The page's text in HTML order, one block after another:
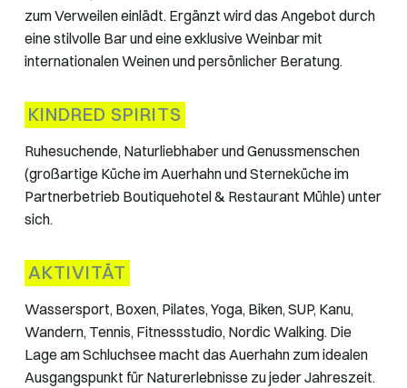
zum Verweilen einlädt. Ergänzt wird das Angebot durch
eine stilvolle Bar und eine exklusive Weinbar mit
internationalen Weinen und persönlicher Beratung.
KINDRED SPIRITS
Ruhesuchende, Naturliebhaber und Genussmenschen
(großartige Küche im Auerhahn und Sterneküche im
Partnerbetrieb Boutiquehotel & Restaurant Mühle) unter
sich.
AKTIVITÄT
Wassersport, Boxen, Pilates, Yoga, Biken, SUP, Kanu,
Wandern, Tennis, Fitnessstudio, Nordic Walking. Die
Lage am Schluchsee macht das Auerhahn zum idealen
Ausgangspunkt für Naturerlebnisse zu jeder Jahreszeit.